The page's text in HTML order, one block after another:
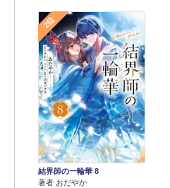
2位
結界師の一輪華 8
著者 おだやか